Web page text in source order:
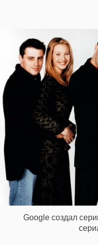
Google создал